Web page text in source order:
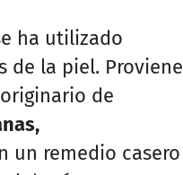
ha utilizado
de la piel. Proviene
de
un remedio casero